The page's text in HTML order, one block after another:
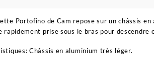
Portofino de Cam repose sur un châssis
rapidement prise sous le bras pour descendre
Châssis en aluminium très léger.